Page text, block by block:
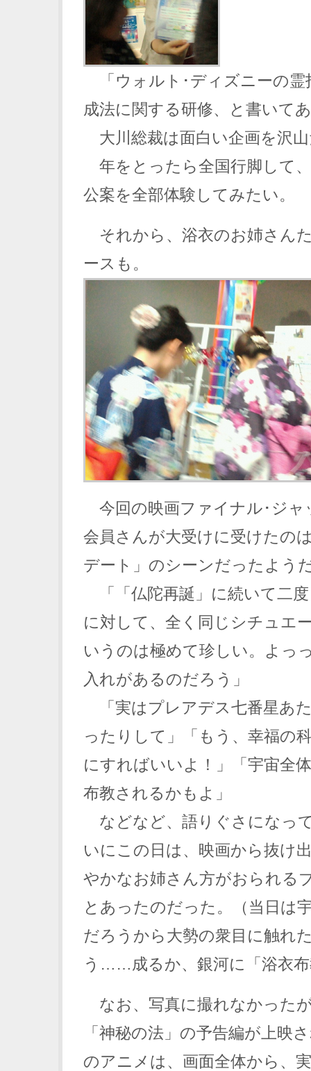
「ウォルト･ディズニーの霊
成法に関する研修、と書いて
大川総裁は面白い企画を沢
年をとったら全国行脚して
公案を全部体験してみたい。
それから、浴衣のお姉さん
ースも。
今回の映画ファイナル･ジャ
会員さんが大受けに受けたの
デート」のシーンだったよう
「「仏陀再誕」に続いて二
に対して、全く同じシチュエ
いうのは極めて珍しい。よっ
入れがあるのだろう」
「実はプレアデス七番星あ
ったりして」「もう、幸福の
にすればいいよ！」「宇宙全
布教されるかもよ」
などなど、語りぐさになっ
いにこの日は、映画から抜け
やかなお姉さん方がおられる
とあったのだった。（当日は
だろうから大勢の衆目に触れ
う……成るか、銀河に「浴衣
なお、写真に撮れなかった
「神秘の法」の予告編が上映
のアニメは、画面全体から、